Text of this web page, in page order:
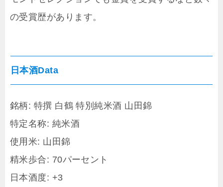
の受賞歴があります。
日本酒Data
銘柄: 特撰 白鶴 特別純米酒 山田錦
特定名称: 純米酒
使用米: 山田錦
精米歩合: 70パーセント
日本酒度: +3